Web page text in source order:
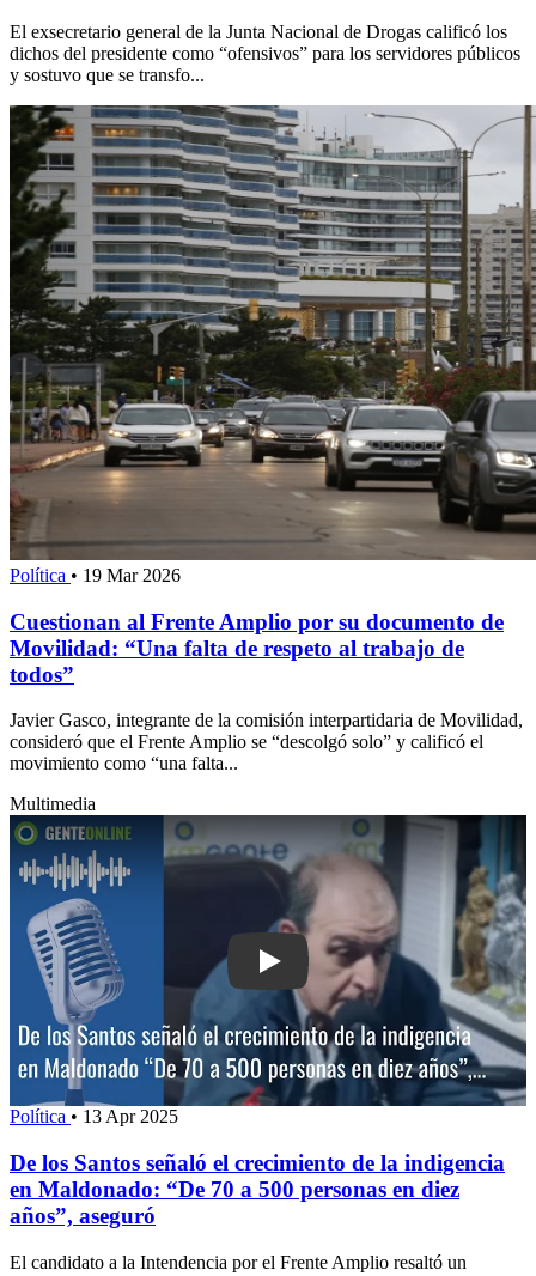
El exsecretario general de la Junta Nacional de Drogas calificó los
dichos del presidente como “ofensivos” para los servidores públicos
y sostuvo que se transfo...
Política • 19 Mar 2026
Cuestionan al Frente Amplio por su documento de
Movilidad: “Una falta de respeto al trabajo de
todos”
Javier Gasco, integrante de la comisión interpartidaria de Movilidad,
consideró que el Frente Amplio se “descolgó solo” y calificó el
movimiento como “una falta...
Multimedia
Play: De los Santos señaló el
Política • 13 Apr 2025
De los Santos señaló el crecimiento de la indigencia
en Maldonado: “De 70 a 500 personas en diez
años”, aseguró
El candidato a la Intendencia por el Frente Amplio resaltó un